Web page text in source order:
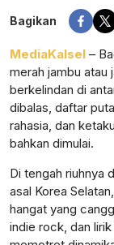
Bagikan
MediaKalsel –
merah jambu atau
berkelindan di
dibalas, daftar
rahasia, dan
bahkan dimulai.
Di tengah riuhnya
asal Korea
hangat yang
indie rock, dan